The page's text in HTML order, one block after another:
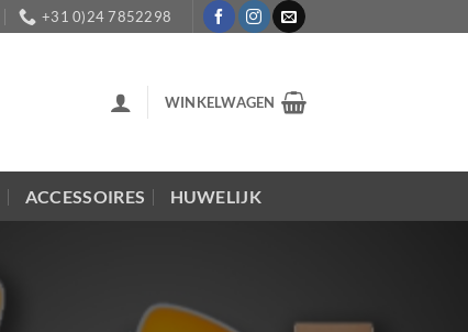
+31 0)24 7852298
WINKELWAGEN
ACCESSOIRES HUWELIJK